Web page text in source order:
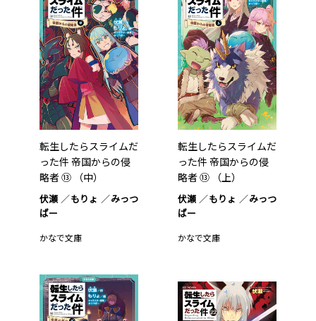
転生したらスライムだ
った件 帝国からの侵
略者 ⑬ （中）
伏瀬 もりょ
みっつ
ばー
かなで文庫
転生したらスライムだ
った件 帝国からの侵
略者 ⑬ （上）
伏瀬 もりょ
みっつ
ばー
かなで文庫